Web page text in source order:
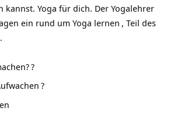
kannst. Yoga für dich. Der Yogalehrer
ein rund um Yoga lernen , Teil des
.
?
?